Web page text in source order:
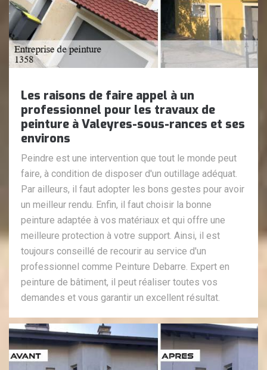
Les raisons de faire appel à un
professionnel pour les travaux de
peinture à Valeyres-sous-rances et ses
environs
Peindre est une intervention que tout le monde peut
faire, à condition de disposer d'un outillage adéquat.
Par ailleurs, il faut adopter les bons gestes pour avoir
un meilleur rendu. Enfin, il faut choisir la bonne
peinture adaptée à vos matériaux et qui offre une
meilleure protection à votre support. Ainsi, il est
toujours conseillé de recourir au service d'un
professionnel comme Peinture Debarre. Expert en
peinture de bâtiment, il peut réaliser toutes vos
demandes et vous garantir un excellent résultat.